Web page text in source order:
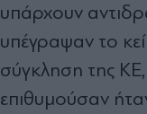
υπάρχουν
υπέγραψαν το
σύγκληση της
επιθυμούσαν